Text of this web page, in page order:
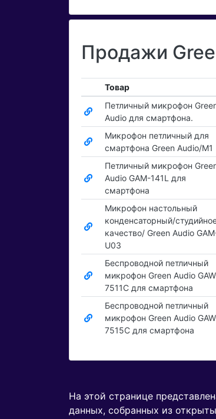
Продажи
Товар
Петличный микрофон
Audio для смартфона.
Микрофон петличный для
смартфона Green Audio/M1
Петличный микрофон
Audio GAM-141L для
смартфона
Микрофон настольный
конденсаторный/
качество/ Green Audio
U03
Беспроводной петличный
микрофон Green Audio
7511C для смартфона
Беспроводной петличный
микрофон Green Audio
7515C для смартфона
На этой странице
данных, собранных из